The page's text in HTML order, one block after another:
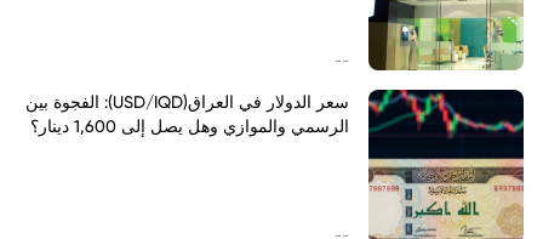
--
سعر الدولار في العراق(USD/IQD): الفجوة بين
الرسمي والموازي وهل يصل إلى 1,600 دينار؟
--